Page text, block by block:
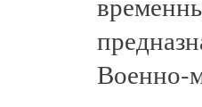
Военно-